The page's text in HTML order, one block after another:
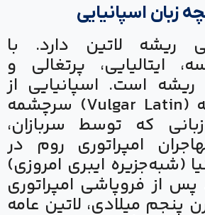
زبان اسپانیایی
ریشه لاتین دارد. با
ایتالیایی، پرتغالی و
ریشه است. اسپانیایی از
زبان لاتین عامه (Vulgar Latin) سرچشمه
که توسط سربازان،
امپراتوری روم در
(شبه‌جزیره ایبری امروزی)
از فروپاشی امپراتوری
پنجم میلادی، لاتین عامه